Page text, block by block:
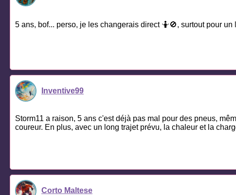
5 ans, bof... perso, je les changerais direct 🤷🚫, surtout pour un
Inventive99
Storm11 a raison, 5 ans c'est déjà pas mal pour des pneus,
coureur. En plus, avec un long trajet prévu, la chaleur et la
Corto Maltese